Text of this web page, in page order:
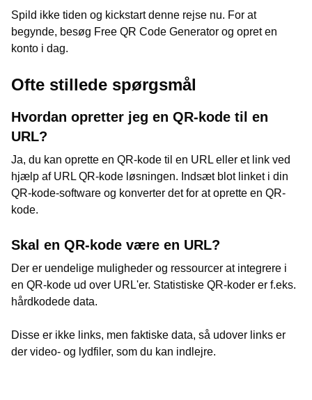
Spild ikke tiden og kickstart denne rejse nu. For at
begynde, besøg Free QR Code Generator og opret en
konto i dag.
Ofte stillede spørgsmål
Hvordan opretter jeg en QR-kode til en
URL?
Ja, du kan oprette en QR-kode til en URL eller et link ved
hjælp af URL QR-kode løsningen. Indsæt blot linket i din
QR-kode-software og konverter det for at oprette en QR-
kode.
Skal en QR-kode være en URL?
Der er uendelige muligheder og ressourcer at integrere i
en QR-kode ud over URL'er. Statistiske QR-koder er f.eks.
hårdkodede data.
Disse er ikke links, men faktiske data, så udover links er
der video- og lydfiler, som du kan indlejre.